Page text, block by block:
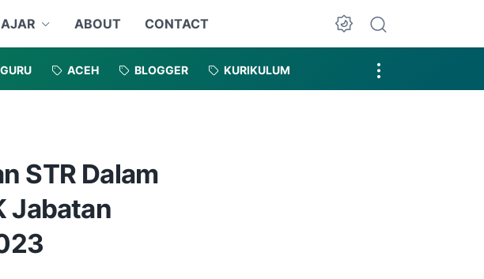
ABOUT CONTACT
Dark Mode
GURU ACEH BLOGGER KURIKULUM
STR Dalam
Jabatan